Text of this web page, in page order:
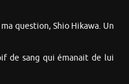
question, Shio Hikawa. Un
de sang qui émanait de lui